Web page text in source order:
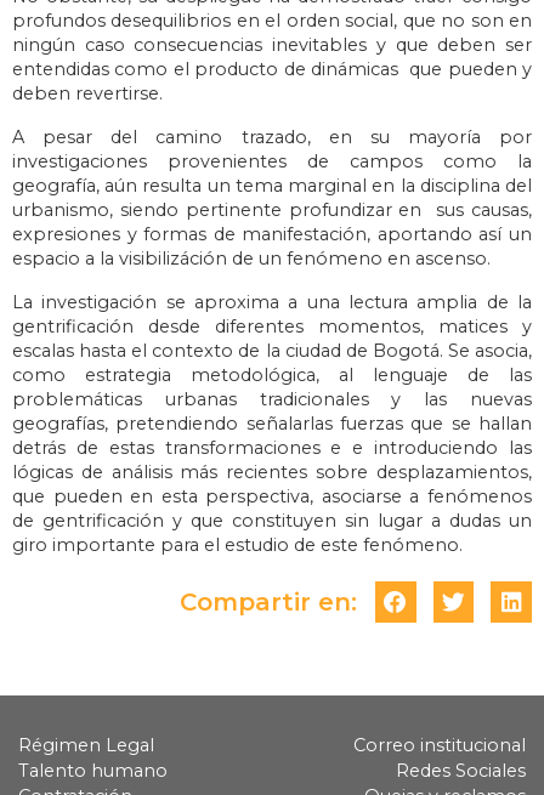
profundos desequilibrios en el orden social, que no son en
ningún caso consecuencias inevitables y que deben ser
entendidas como el producto de dinámicas que pueden y
deben revertirse.
A pesar del camino trazado, en su mayoría por
investigaciones provenientes de campos como la
geografía, aún resulta un tema marginal en la disciplina del
urbanismo, siendo pertinente profundizar en sus causas,
expresiones y formas de manifestación, aportando así un
espacio a la visibilizáción de un fenómeno en ascenso.
La investigación se aproxima a una lectura amplia de la
gentrificación desde diferentes momentos, matices y
escalas hasta el contexto de la ciudad de Bogotá. Se asocia,
como estrategia metodológica, al lenguaje de las
problemáticas urbanas tradicionales y las nuevas
geografías, pretendiendo señalarlas fuerzas que se hallan
detrás de estas transformaciones e e introduciendo las
lógicas de análisis más recientes sobre desplazamientos,
que pueden en esta perspectiva, asociarse a fenómenos
de gentrificación y que constituyen sin lugar a dudas un
giro importante para el estudio de este fenómeno.
Compartir en:
Régimen Legal
Talento humano
Correo institucional
Redes Sociales